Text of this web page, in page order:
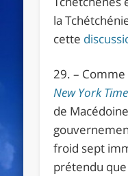
la
cette
29. –
New York
de
froid sept
prétendu que